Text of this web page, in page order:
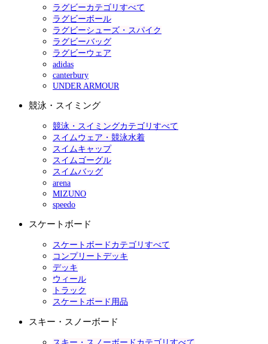
ラグビーカテゴリすべて
ラグビーボール
ラグビーシューズ・スパイク
ラグビーバッグ
ラグビーウェア
adidas
canterbury
UNDER ARMOUR
競泳・スイミング
競泳・スイミングカテゴリすべて
スイムウェア・競泳水着
スイムキャップ
スイムゴーグル
スイムバッグ
arena
MIZUNO
speedo
スケートボード
スケートボードカテゴリすべて
コンプリートデッキ
デッキ
ウィール
トラック
スケートボード用品
スキー・スノーボード